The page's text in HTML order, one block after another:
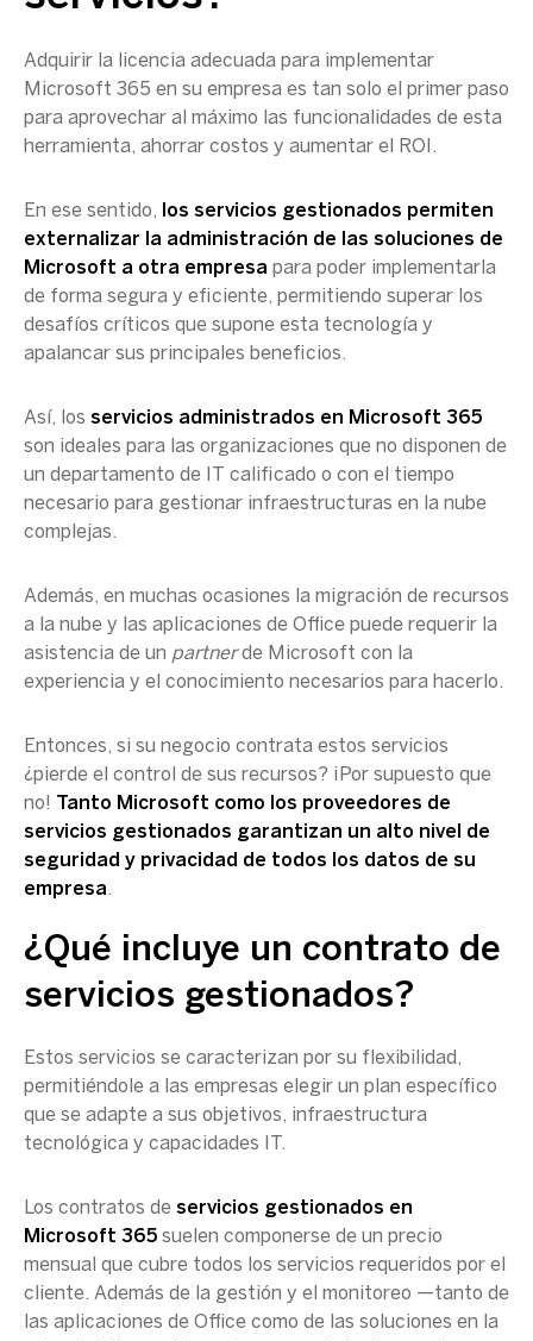
Adquirir la licencia adecuada para implementar
Microsoft 365 en su empresa es tan solo el primer paso
para aprovechar al máximo las funcionalidades de esta
herramienta, ahorrar costos y aumentar el ROI.
En ese sentido,
los servicios gestionados permiten
externalizar la administración de las soluciones de
Microsoft a otra empresa para poder implementarla
de forma segura y eficiente, permitiendo superar los
desafíos críticos que supone esta tecnología y
apalancar sus principales beneficios.
Así, los servicios administrados en Microsoft 365
son ideales para las organizaciones que no disponen de
un departamento de IT calificado o con el tiempo
necesario para gestionar infraestructuras en la nube
complejas.
Además, en muchas ocasiones la migración de recursos
a la nube y las aplicaciones de Office puede requerir la
asistencia de un partnerde Microsoft con la
experiencia y el conocimiento necesarios para hacerlo.
Entonces, si su negocio contrata estos servicios
¿pierde el control de sus recursos? ¡Por supuesto que
no!
Tanto Microsoft como los proveedores de
servicios gestionados garantizan un alto nivel de
seguridad y privacidad de todos los datos de su
empresa.
¿Qué incluye un contrato de
servicios gestionados?
Estos servicios se caracterizan por su flexibilidad,
permitiéndole a las empresas elegir un plan específico
que se adapte a sus objetivos, infraestructura
tecnológica y capacidades IT.
Los contratos de servicios gestionados en
Microsoft 365 suelen componerse de un precio
mensual que cubre todos los servicios requeridos por el
cliente. Además de la gestión y el monitoreo —tanto de
las aplicaciones de Office como de las soluciones en la